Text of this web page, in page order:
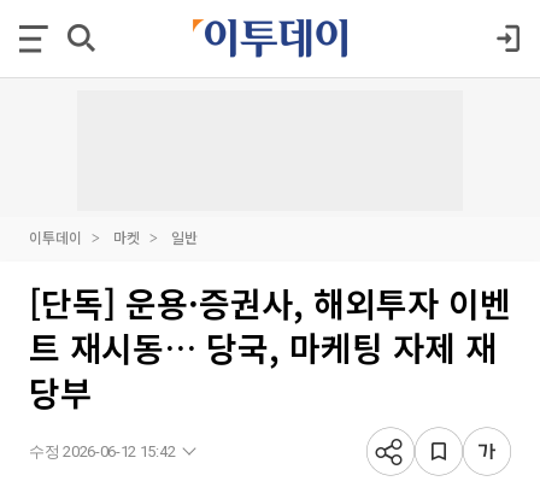
이투데이 마켓 일반
[단독] 운용·증권사, 해외투자 이벤
트 재시동… 당국, 마케팅 자제 재
당부
수정 2026-06-12 15:42